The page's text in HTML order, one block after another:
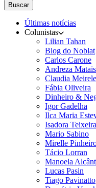
Buscar
Últimas notícias
Colunistas
Lilian Tahan
Blog do Noblat
Carlos Carone
Andreza Matais
Claudia
Fábia Oliveira
Dinheiro &
Igor Gadelha
Ilca Maria
Isadora Teixeira
Mario Sabino
Mirelle
Tácio Lorran
Manoela
Lucas Pasin
Tiago Pavinatto